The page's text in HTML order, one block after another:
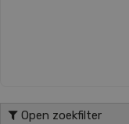
Open zoekfilter